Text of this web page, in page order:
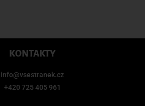
KONTAKTY
info@vsestranek.cz
+420 725 405 961